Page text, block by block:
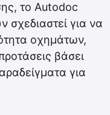
το Autodoc
σχεδιαστεί για να
οχημάτων,
βάσει
για